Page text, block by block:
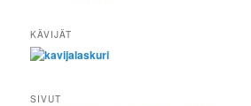
KÄVIJÄT
SIVUT